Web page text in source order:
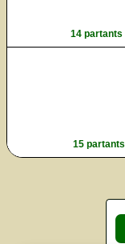
14 partants
15 partants